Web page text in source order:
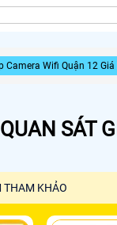
Camera Wifi Quận 12 Giá
SÁT
THAM KHẢO